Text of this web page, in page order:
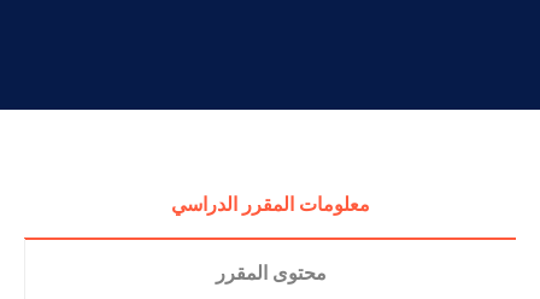
معلومات المقرر الدراسي
محتوى المقرر